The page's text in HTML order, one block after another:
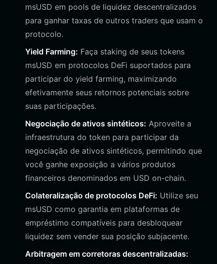
msUSD em pools de liquidez descentralizados
para ganhar taxas de outros traders que usam o
protocolo.
Yield Farming: Faça staking de seus tokens
msUSD em protocolos DeFi suportados para
participar do yield farming, maximizando
efetivamente seus retornos potenciais sobre
suas participações.
Negociação de ativos sintéticos: Aproveite a
infraestrutura do token para participar da
negociação de ativos sintéticos, permitindo que
você ganhe exposição a vários produtos
financeiros denominados em USD on-chain.
Colateralização de protocolos DeFi: Utilize seu
msUSD como garantia em plataformas de
empréstimo compatíveis para desbloquear
liquidez sem vender sua posição subjacente.
Arbitragem em corretoras descentralizadas: